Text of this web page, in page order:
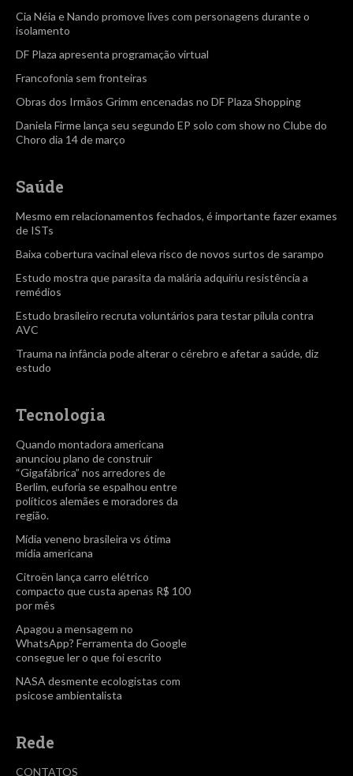
Cia Néia e Nando promove lives com personagens durante o
isolamento
DF Plaza apresenta programação virtual
Francofonia sem fronteiras
Obras dos Irmãos Grimm encenadas no DF Plaza Shopping
Daniela Firme lança seu segundo EP solo com show no Clube do
Choro dia 14 de março
Saúde
Mesmo em relacionamentos fechados, é importante fazer exames
de ISTs
Baixa cobertura vacinal eleva risco de novos surtos de sarampo
Estudo mostra que parasita da malária adquiriu resistência a
remédios
Estudo brasileiro recruta voluntários para testar pílula contra
AVC
Trauma na infância pode alterar o cérebro e afetar a saúde, diz
estudo
Tecnologia
Quando montadora americana
anunciou plano de construir
“Gigafábrica” nos arredores de
Berlim, euforia se espalhou entre
políticos alemães e moradores da
região.
Mídia veneno brasileira vs ótima
mídia americana
Citroën lança carro elétrico
compacto que custa apenas R$ 100
por mês
Apagou a mensagem no
WhatsApp? Ferramenta do Google
consegue ler o que foi escrito
NASA desmente ecologistas com
psicose ambientalista
Rede
CONTATOS